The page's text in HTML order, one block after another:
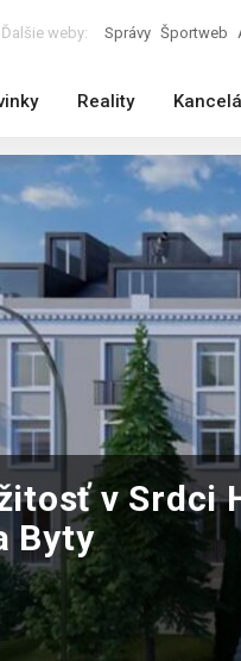
Ďalšie weby: Správy Športweb
Reality
v Srdci
Byty